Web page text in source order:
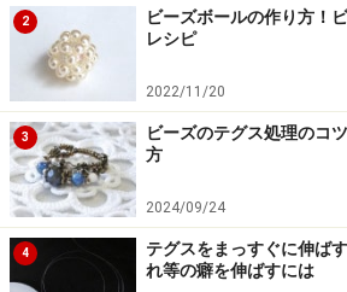
2
ビーズボールの作り方！
レシピ
2022/11/20
3
ビーズのテグス処理のコ
方
2024/09/24
4
テグスをまっすぐに伸ば
れ等の癖を伸ばすには